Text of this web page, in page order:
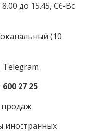
до 15.45, Сб-Вс
(10
600 27 25
иностранных